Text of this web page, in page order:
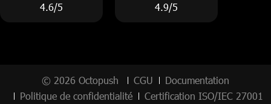
4.6/5 4.9/5
© 2026 Octopush CGU
Documentation
Politique de confidentialité
Certification ISO/IEC 27001